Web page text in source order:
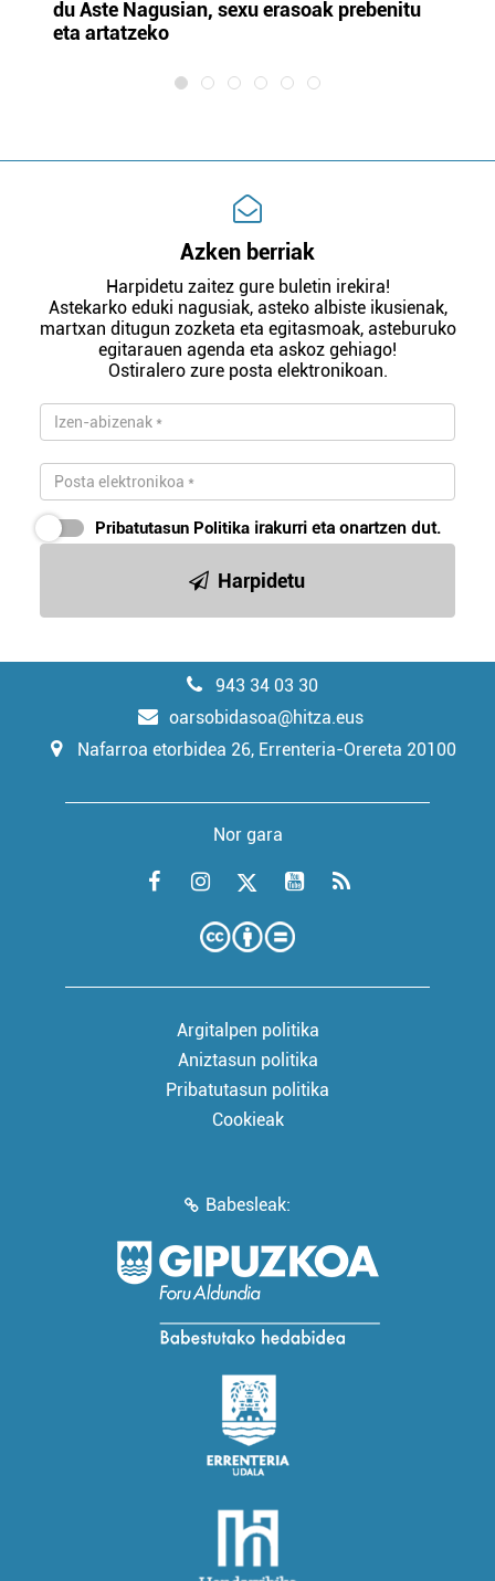
du Aste Nagusian, sexu erasoak prebenitu
eta artatzeko
Azken berriak
Harpidetu zaitez gure buletin irekira!
Astekarko eduki nagusiak, asteko albiste ikusienak,
martxan ditugun zozketa eta egitasmoak, asteburuko
egitarauen agenda eta askoz gehiago!
Ostiralero zure posta elektronikoan.
Pribatutasun Politika irakurri eta onartzen dut.
Harpidetu
943 34 03 30
oarsobidasoa@hitza.eus
Nafarroa etorbidea 26, Errenteria-Orereta 20100
Nor gara
Argitalpen politika
Aniztasun politika
Pribatutasun politika
Cookieak
Babesleak: